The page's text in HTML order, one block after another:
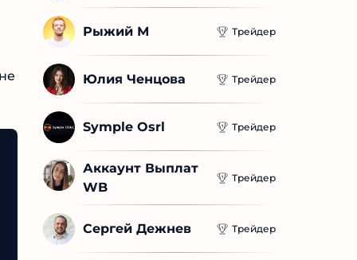
Рыжий М Трейдер
Юлия Ченцова Трейдер
Symple Osrl Трейдер
Аккаунт Выплат
WB
Трейдер
Сергей Дежнев Трейдер